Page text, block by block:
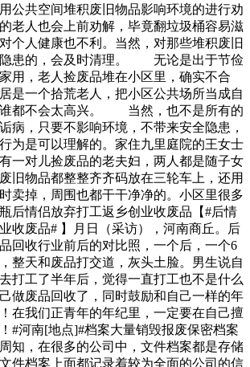
公共空间堆积废旧物品影响环境的进行劝
老人也会上前劝解，毕竟翻垃圾桶容易滋
个人健康也不利。当然，对那些堆积废旧
隐患的，会及时清理。 无论是出于节俭
用，老人捡废品堆在小区里，确实不合
是一个拾荒老人，把小区公共场所当成自
谁都不会太高兴。 当然，也不是所有的
病，只要不影响环境，不带来安全隐患，
为是可以理解的。家住九里庭院的王女士
一对儿捡废品的老夫妇，两人都是随子女
旧物品都整整齐齐码放在三轮车上，还用
卖掉，周围也都干干净净的。小区里很多
后情侣放弃打工返乡创业收废品【#后情
收废品# 】月日（采访），河南商丘。后
回收行业前后的对比照，一个后，一个6
整天和废品打交道，灰头土脸。男生说自
打工了半年后，觉得一直打工也不是什么
做废品回收了，同时鼓励和自己一样的年
在我们正青年的年纪里，一定要在自己擅
#河南[地点]#档案大量销毁报废保密档案
知，在很多的公司中，文件档案都是存储
件档案上面都记录着较为全面的公司的信